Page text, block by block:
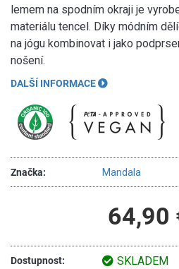
lemem na spodním okraji je
materiálu tencel. Díky módním
na jógu kombinovat i jako
nošení.
DALŠÍ INFORMACE
Značka: Mandala
64,90
Dostupnost: SKLADEM